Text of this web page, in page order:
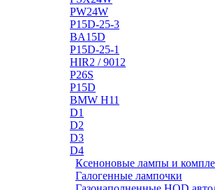
PW24W
P15D-25-3
BA15D
P15D-25-1
HIR2 / 9012
P26S
P15D
BMW H11
D1
D2
D3
D4
Ксеноновые лампы и
Галогенные лампочки